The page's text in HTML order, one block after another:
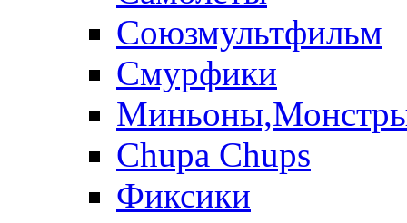
Союзмультфильм
Смурфики
Chupa Chups
Фиксики